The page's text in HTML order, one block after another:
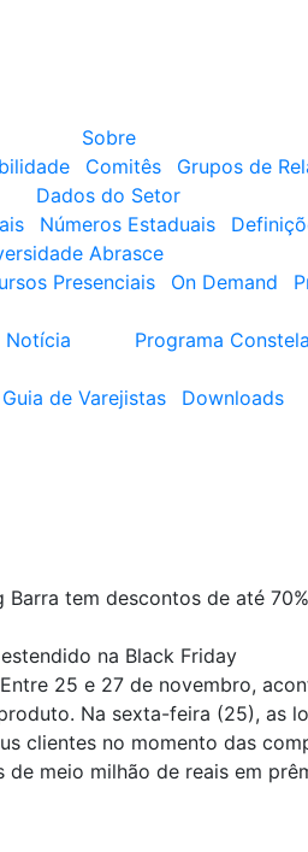
Sobre
Comitês Grupos de
Dados do Setor
Números Estaduais
Abrasce
Presenciais On Demand
Notícia
Programa
Guia de Varejistas Downloads
Barra tem descontos de até
na Black Friday
25 e 27 de novembro,
Na sexta-feira (25), as
clientes no momento das
meio milhão de reais em